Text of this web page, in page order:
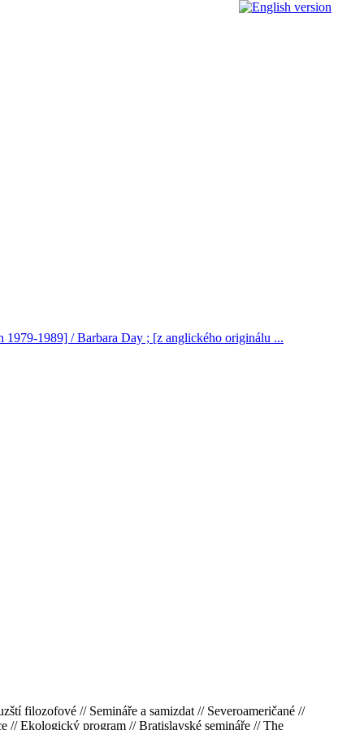
1979-1989] / Barbara Day ; [z anglického originálu ...
filozofové // Semináře a samizdat // Severoameričané //
// Ekologický program // Bratislavské semináře // The